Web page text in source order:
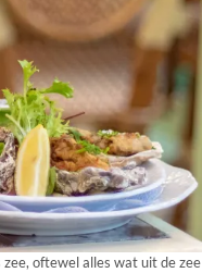
oftewel alles wat uit de zee